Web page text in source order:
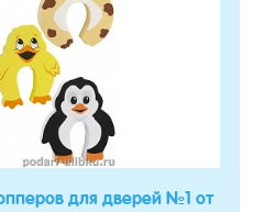
для дверей №1 от